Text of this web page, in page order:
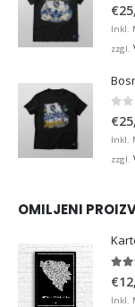
€
Inkl.
zzgl.
0
€
Inkl.
zzgl.
OMILJENI
€
Inkl.